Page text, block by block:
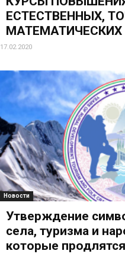
ЕСТЕСТВЕННЫХ,
МАТЕМАТИЧЕСКИХ
17.02.2020
Новости
Утверждение
села, туризма и
которые